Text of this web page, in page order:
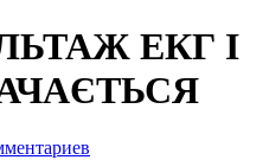
ЕКГ І